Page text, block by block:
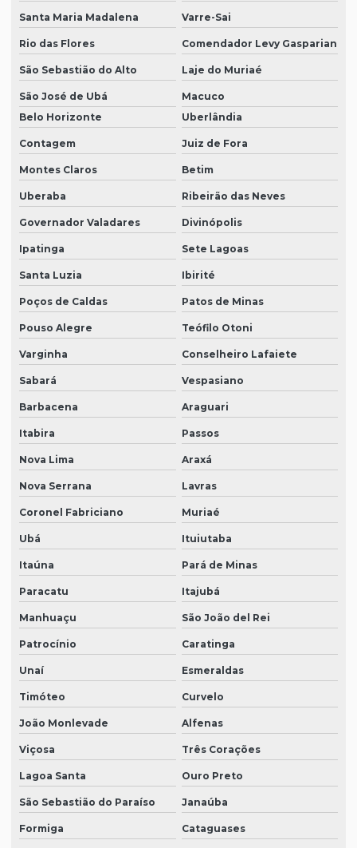
Santa Maria Madalena Varre-Sai
Rio das Flores Comendador Levy Gasparian
São Sebastião do Alto Laje do Muriaé
São José de Ubá
Macuco
Belo Horizonte
Uberlândia
Contagem Juiz de Fora
Montes Claros Betim
Uberaba Ribeirão das Neves
Governador Valadares Divinópolis
Ipatinga Sete Lagoas
Santa Luzia Ibirité
Poços de Caldas Patos de Minas
Pouso Alegre Teófilo Otoni
Varginha Conselheiro Lafaiete
Sabará Vespasiano
Barbacena Araguari
Itabira Passos
Nova Lima Araxá
Nova Serrana Lavras
Coronel Fabriciano Muriaé
Ubá Ituiutaba
Itaúna Pará de Minas
Paracatu Itajubá
Manhuaçu São João del Rei
Patrocínio Caratinga
Unaí Esmeraldas
Timóteo Curvelo
João Monlevade Alfenas
Viçosa Três Corações
Lagoa Santa Ouro Preto
São Sebastião do Paraíso Janaúba
Formiga Cataguases